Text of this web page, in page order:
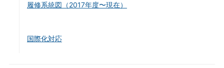
履修系統図（2017年度〜現在）
国際化対応